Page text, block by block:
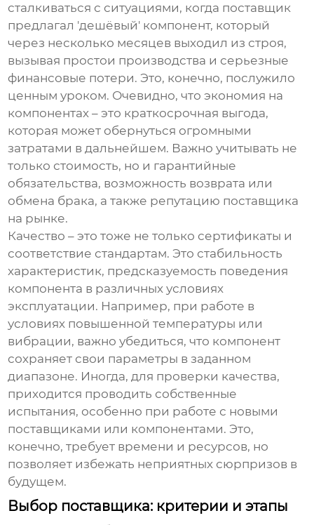
сталкиваться с ситуациями, когда поставщик
предлагал 'дешёвый' компонент, который
через несколько месяцев выходил из строя,
вызывая простои производства и серьезные
финансовые потери. Это, конечно, послужило
ценным уроком. Очевидно, что экономия на
компонентах – это краткосрочная выгода,
которая может обернуться огромными
затратами в дальнейшем. Важно учитывать не
только стоимость, но и гарантийные
обязательства, возможность возврата или
обмена брака, а также репутацию поставщика
на рынке.
Качество – это тоже не только сертификаты и
соответствие стандартам. Это стабильность
характеристик, предсказуемость поведения
компонента в различных условиях
эксплуатации. Например, при работе в
условиях повышенной температуры или
вибрации, важно убедиться, что компонент
сохраняет свои параметры в заданном
диапазоне. Иногда, для проверки качества,
приходится проводить собственные
испытания, особенно при работе с новыми
поставщиками или компонентами. Это,
конечно, требует времени и ресурсов, но
позволяет избежать неприятных сюрпризов в
будущем.
Выбор поставщика: критерии и этапы